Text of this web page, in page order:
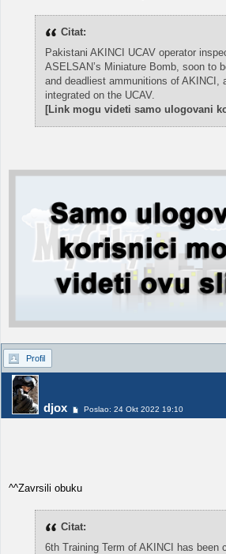
Citat:
Pakistani AKINCI UCAV operator
ASELSAN’s Miniature Bomb, soon to
and deadliest ammunitions of AKINCI,
integrated on the UCAV.
[Link mogu videti samo ulogovani
Profil
djox Poslao: 24 Okt 2022 19:10
^^Zavrsili obuku
Citat:
6th Training Term of AKINCI has been